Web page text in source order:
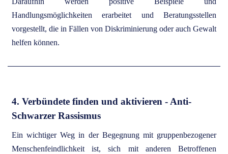
Handlungsmöglichkeiten erarbeitet und Beratungsstellen
vorgestellt, die in Fällen von Diskriminierung oder auch Gewalt
helfen können.
4. Verbündete finden und aktivieren - Anti-
Schwarzer Rassismus
Ein wichtiger Weg in der Begegnung mit gruppenbezogener
Menschenfeindlichkeit ist, sich mit anderen Betroffenen